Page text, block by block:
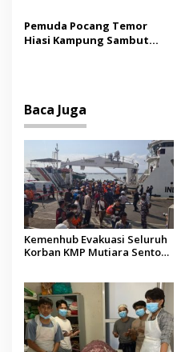
Listrik Desa di Sumenep
Pemuda Pocang Temor
Hiasi Kampung Sambut
Baca Juga
Kemenhub Evakuasi Seluruh
Korban KMP Mutiara Sentosa